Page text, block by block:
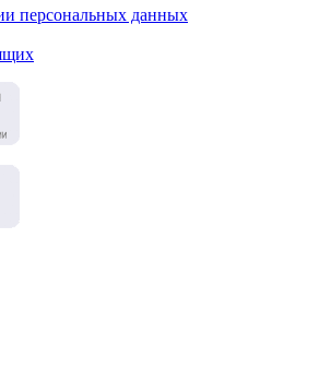
персональных данных